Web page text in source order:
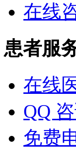
在线
患者服
在线
QQ
免费